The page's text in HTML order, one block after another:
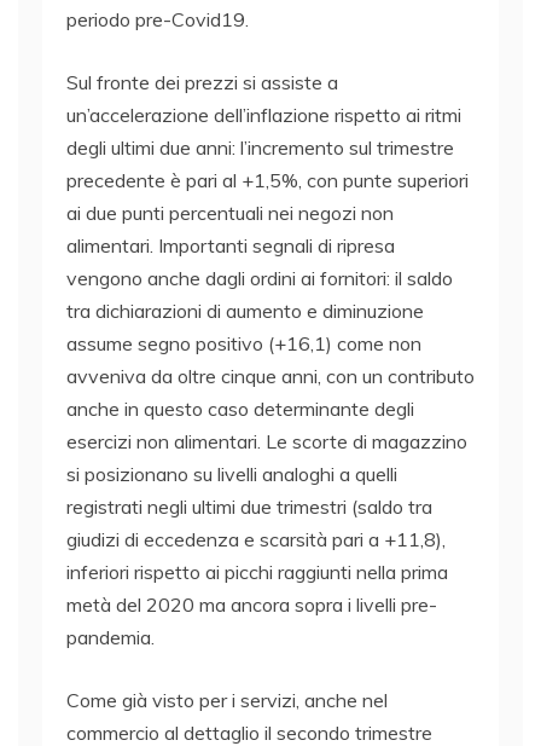
periodo pre-Covid19.
Sul fronte dei prezzi si assiste a
un’accelerazione dell’inflazione rispetto ai ritmi
degli ultimi due anni: l’incremento sul trimestre
precedente è pari al +1,5%, con punte superiori
ai due punti percentuali nei negozi non
alimentari. Importanti segnali di ripresa
vengono anche dagli ordini ai fornitori: il saldo
tra dichiarazioni di aumento e diminuzione
assume segno positivo (+16,1) come non
avveniva da oltre cinque anni, con un contributo
anche in questo caso determinante degli
esercizi non alimentari. Le scorte di magazzino
si posizionano su livelli analoghi a quelli
registrati negli ultimi due trimestri (saldo tra
giudizi di eccedenza e scarsità pari a +11,8),
inferiori rispetto ai picchi raggiunti nella prima
metà del 2020 ma ancora sopra i livelli pre-
pandemia.
Come già visto per i servizi, anche nel
commercio al dettaglio il secondo trimestre